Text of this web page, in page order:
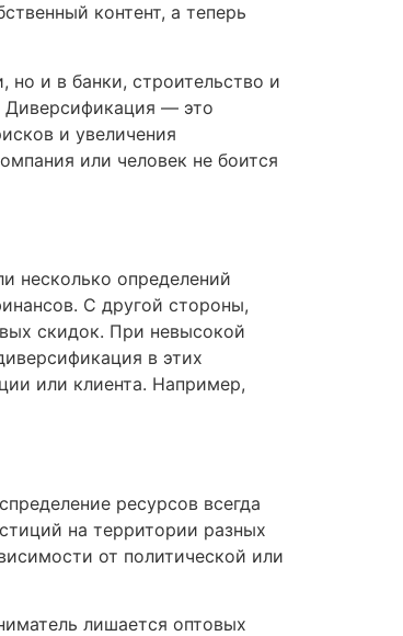
контент, а теперь
и в банки, строительство и
Диверсификация — это
и увеличения
или человек не боится
несколько определений
С другой стороны,
скидок. При невысокой
в этих
или клиента. Например,
ресурсов всегда
на территории разных
от политической или
лишается оптовых